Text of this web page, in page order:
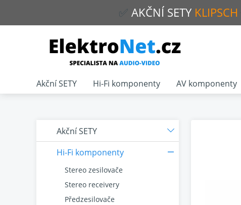
✅ AKČNÍ SETY KLIPSCH
Akční SETY
Hi-Fi komponenty
Stereo zesilovače
Stereo receivery
Předzesilovače
Akční SETY Hi-Fi komponenty AV komponenty